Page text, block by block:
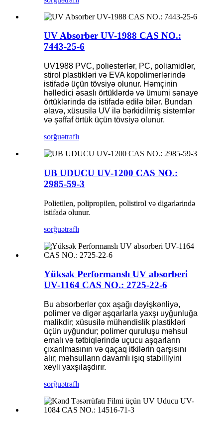
UV Absorber UV-1988 CAS NO.:
7443-25-6
UV1988 PVC, poliesterlər, PC, poliamidlər,
stirol plastikləri və EVA kopolimerlərində
istifadə üçün tövsiyə olunur. Həmçinin
həlledici əsaslı örtüklərdə və ümumi sənaye
örtüklərində də istifadə edilə bilər. Bundan
əlavə, xüsusilə UV ilə bərkidilmiş sistemlər
və şəffaf örtük üçün tövsiyə olunur.
sorğuətraflı
UB UDUCU UV-1200 CAS NO.:
2985-59-3
Polietilen, polipropilen, polistirol və digərlərində
istifadə olunur.
sorğuətraflı
Yüksək Performanslı UV absorberi
UV-1164 CAS NO.: 2725-22-6
Bu absorberlər çox aşağı dəyişkənliyə,
polimer və digər aşqarlarla yaxşı uyğunluğa
malikdir; xüsusilə mühəndislik plastikləri
üçün uyğundur; polimer quruluşu məhsul
emalı və tətbiqlərində uçucu aşqarların
çıxarılmasının və qaçaq itkilərin qarşısını
alır; məhsulların davamlı işıq stabilliyini
xeyli yaxşılaşdırır.
sorğuətraflı